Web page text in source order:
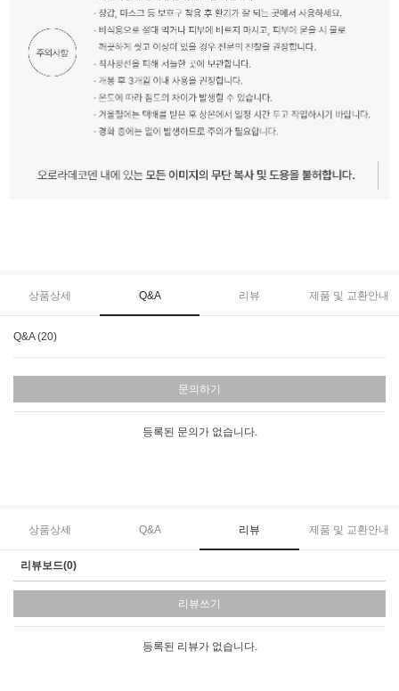
상품상세 Q&A 리뷰 제품 및 교환안내
Q&A (20)
문의하기
등록된 문의가 없습니다.
상품상세 Q&A 리뷰 제품 및 교환안내
리뷰보드(0)
리뷰쓰기
등록된 리뷰가 없습니다.